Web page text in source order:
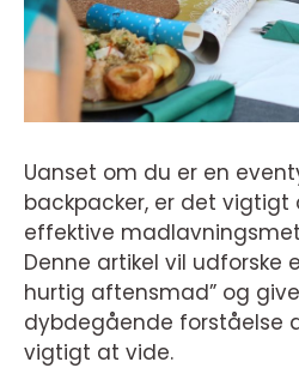
Uanset om du er en
backpacker, er det vigtigt
effektive
Denne artikel vil udforske
hurtig aftensmad” og
dybdegående forståelse
vigtigt at vide.